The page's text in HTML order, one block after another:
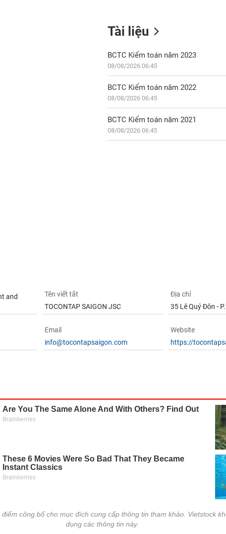
Tài liệu
BCTC Kiểm toán năm 2023
08/08/2026 06:45
BCTC Kiểm toán năm 2022
08/08/2026 06:45
BCTC Kiểm toán năm 2021
08/08/2026 06:45
and
Tên viết tắt
TOCONTAP SAIGON JSC
Địa chỉ
35 Lê Quý Đôn -
Email
info@tocontapsaigon.com
Website
https://
công bố cho mục đích cung cấp thông tin tham khảo. Vietstock
dụng các thông tin này.